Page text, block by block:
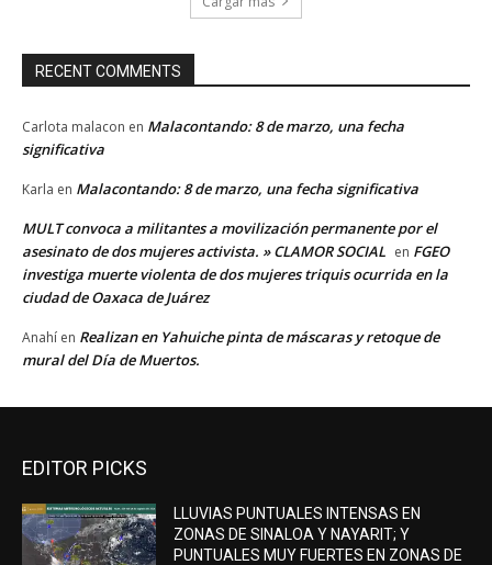
RECENT COMMENTS
Carlota malacon en Malacontando: 8 de marzo, una fecha
significativa
Karla en Malacontando: 8 de marzo, una fecha significativa
MULT convoca a militantes a movilización permanente por el
asesinato de dos mujeres activista. » CLAMOR SOCIAL en FGEO
investiga muerte violenta de dos mujeres triquis ocurrida en la
ciudad de Oaxaca de Juárez
Anahí en Realizan en Yahuiche pinta de máscaras y retoque de
mural del Día de Muertos.
EDITOR PICKS
LLUVIAS PUNTUALES INTENSAS EN
ZONAS DE SINALOA Y NAYARIT; Y
PUNTUALES MUY FUERTES EN ZONAS DE